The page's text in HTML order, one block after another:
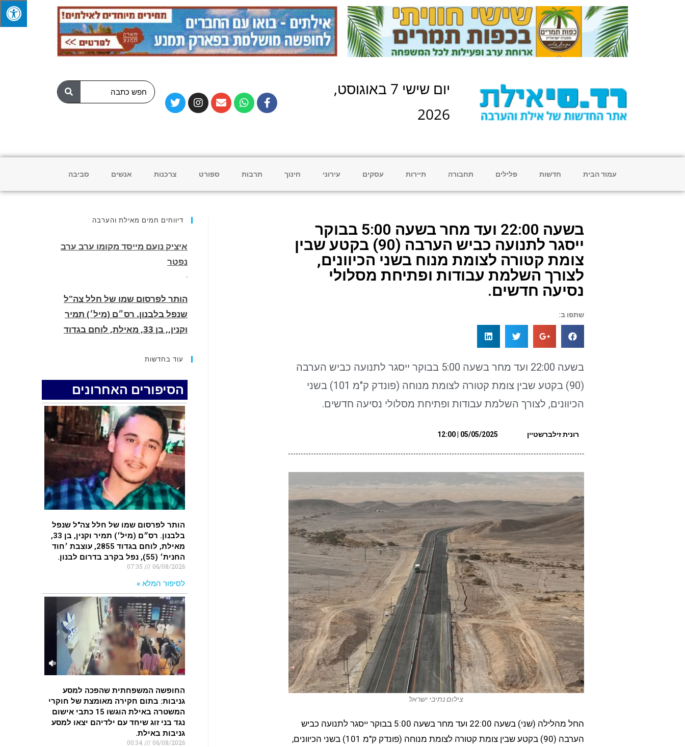
יום שישי 7 באוגוסט,
2026
עמוד הבית חדשות פלילים תחבורה תיירות עסקים עירוני חינוך תרבות ספורט צרכנות אנשים סביבה
בשעה 22:00 ועד מחר בשעה 5:00 בבוקר
ייסגר לתנועה כביש הערבה (90) בקטע שבין
צומת קטורה לצומת מנוח בשני הכיוונים,
לצורך השלמת עבודות ופתיחת מסלולי
נסיעה חדשים.
שתפו ב:
בשעה 22:00 ועד מחר בשעה 5:00 בבוקר ייסגר לתנועה כביש הערבה
(90) בקטע שבין צומת קטורה לצומת מנוחה (פונדק ק"מ 101) בשני
הכיוונים, לצורך השלמת עבודות ופתיחת מסלולי נסיעה חדשים.
רונית זילברשטיין 05/05/2025 | 12:00
צילום נתיבי ישראל
החל מהלילה (שני) בשעה 22:00 ועד מחר בשעה 5:00 בבוקר ייסגר לתנועה כביש
הערבה (90) בקטע שבין צומת קטורה לצומת מנוחה (פונדק ק"מ 101) בשני הכיוונים,
דיווחים חמים מאילת והערבה
איציק נועם מייסד מקומו ערב ערב
נפטר
.
הותר לפרסום שמו של חלל צה"ל
שנפל בלבנון. רס״ם (מיל׳) תמיר
וקנין,, בן 33, מאילת, לוחם בגדוד
בקרב בדרום לבנון.
החופשה המשפחתית שהפכה למסע
גניבות: הוגשו 15 כתבי אישום נגד בני
זוג שיחד עם ילדיהם יצאו למסע גניבות
באילת.
האדמה רועדת- סדרת רעידות אדמה
בחצי האי סיני
רעידת אדמה הורגשה באילת
עוד בחדשות
הסיפורים האחרונים
הותר לפרסום שמו של חלל צה"ל שנפל
בלבנון. רס״ם (מיל׳) תמיר וקנין, בן 33,
מאילת, לוחם בגדוד 2855, עוצבת ׳חוד
החנית׳ (55), נפל בקרב בדרום לבנון.
06/08/2026
לסיפור המלא »
החופשה המשפחתית שהפכה למסע
גניבות: בתום חקירה מאומצת של חוקרי
המשטרה באילת הוגשו 15 כתבי אישום
נגד בני זוג שיחד עם ילדיהם יצאו למסע
גניבות באילת.
06/08/2026